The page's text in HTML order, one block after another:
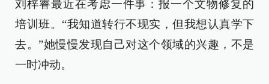
刘梓睿最近在考虑一件事：报一个文物修复的
培训班。“我知道转行不现实，但我想认真学下
去。”她慢慢发现自己对这个领域的兴趣，不是
一时冲动。